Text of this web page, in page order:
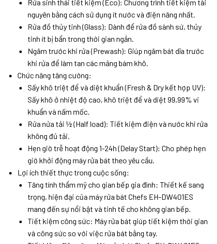
Rửa sinh thái tiết kiệm (Eco): Chương trình tiết kiệm tài
nguyên bằng cách sử dụng ít nước và điện năng nhất.
Rửa đồ thủy tinh (Glass): Dành để rửa đồ sành sứ, thủy
tinh ít bị bẩn trong thời gian ngắn.
Ngâm trước khi rửa (Prewash): Giúp ngâm bát dĩa trước
khi rửa để làm tan các mảng bám khô.
Chức năng tăng cường:
Sấy khô triệt để và diệt khuẩn (Fresh & Dry kết hợp UV):
Sấy khô ở nhiệt độ cao, khô triệt để và diệt 99,99% vi
khuẩn và nấm mốc.
Rửa nửa tải ½ (Half load): Tiết kiệm điện và nước khi rửa
không đủ tải.
Hẹn giờ trễ hoạt động 1-24h (Delay Start): Cho phép hẹn
giờ khởi động máy rửa bát theo yêu cầu.
Lợi ích thiết thực trong cuộc sống:
Tăng tính thẩm mỹ cho gian bếp gia đình: Thiết kế sang
trọng, hiện đại của máy rửa bát Chefs EH-DW401ES
mang đến sự nổi bật và tinh tế cho không gian bếp.
Tiết kiệm công sức: Máy rửa bát giúp tiết kiệm thời gian
và công sức so với việc rửa bát bằng tay.